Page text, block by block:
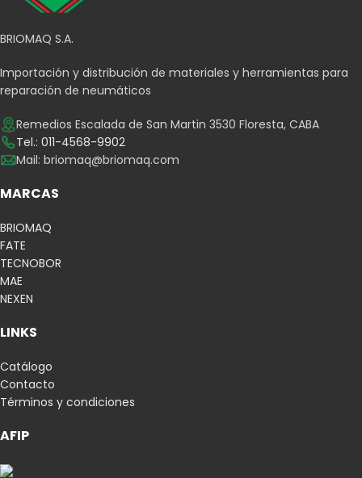
BRIOMAQ S.A.
Importación y distribución de materiales y herramientas para
reparación de neumáticos
Remedios Escalada de San Martin 3530 Floresta, CABA
Tel.: 011-4568-9902
Mail: briomaq@briomaq.com
MARCAS
BRIOMAQ
FATE
TECNOBOR
MAE
NEXEN
LINKS
Catálogo
Contacto
Términos y condiciones
AFIP